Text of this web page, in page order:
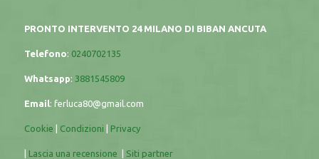
PRONTO INTERVENTO 24 MILANO DI BIBAN ANCUTA
Telefono: 0240702135
Whatsapp: 3881545809
Email: ferluca80@gmail.com
Cookie Condizioni Privacy
Lascia una recensione Siti partner